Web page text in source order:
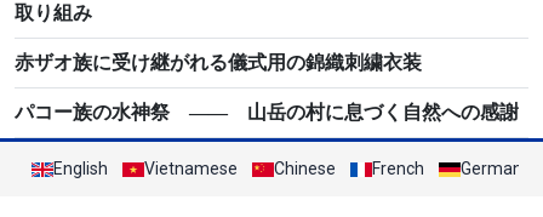
取り組み
赤ザオ族に受け継がれる儀式用の錦織刺繍衣装
パコー族の水神祭 ―― 山岳の村に息づく自然への感謝
English Vietnamese Chinese French German